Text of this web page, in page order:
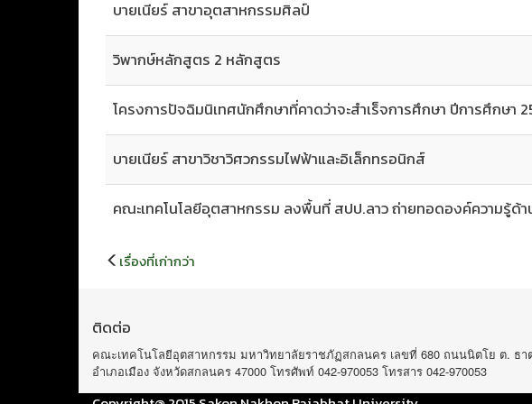
บายเนียร์ สาขาอุตสาหกรรมศิลป์
วิพากษ์หลักสูตร 2 หลักสูตร
โครงการปัจฉิมนิเทศนักศึกษาที่คาดว่าจะสำเร็จการศึกษา ปีการศึกษา
บายเนียร์ สาขาวิชาวิศวกรรมไฟฟ้าและอิเล็กทรอนิกส์
คณะเทคโนโลยีอุตสาหกรรม ลงพื้นที่ สปป.ลาว ถ่ายทอดองค์ความรู้ด้
แนะแนว
เรื่องที่เก่ากว่า
ติดต่อ
คณะเทคโนโลยีอุตสาหกรรม มหาวิทยาลัยราชภัฏสกลนคร เลขที่ 680 ถนนนิตโย ต. ธา
อำเภอเมือง จังหวัดสกลนคร 47000 โทรศัพท์ 042-970053 โทรสาร 042-970053